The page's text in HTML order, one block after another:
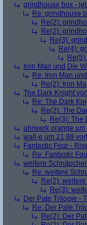
grindhouse box -
Re: grindhouse
Re(2):
Re(2):
Re(3):
Re(4):
Iron Man und Die
Re: Iron Man
Re(2): Iron
The Dark Knight
Re: The Dark
Re(2): The
Re(3): The
uhrwerk orange um
wall-e um 21,99
Fantastic Four -
Re: Fantastic
weitere
Re: weitere
Re(2):
Re(3):
Der Pate Trilogie -
Re: Der Pate
Re(2): Der